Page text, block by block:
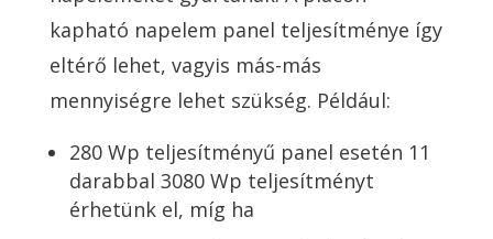
kapható napelem panel teljesítménye így
eltérő lehet, vagyis más-más
mennyiségre lehet szükség. Például:
280 Wp teljesítményű panel esetén 11
darabbal 3080 Wp teljesítményt
érhetünk el, míg ha